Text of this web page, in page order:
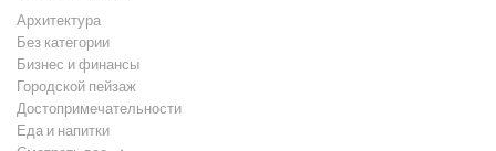
Архитектура
Без категории
Бизнес и финансы
Городской пейзаж
Достопримечательности
Еда и напитки